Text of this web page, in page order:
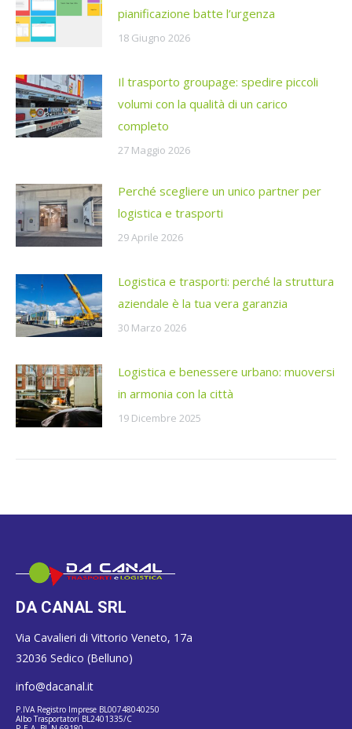
pianificazione batte l’urgenza
18 Giugno 2026
Il trasporto groupage: spedire piccoli
volumi con la qualità di un carico
completo
27 Maggio 2026
Perché scegliere un unico partner per
logistica e trasporti
29 Aprile 2026
Logistica e trasporti: perché la struttura
aziendale è la tua vera garanzia
30 Marzo 2026
Logistica e benessere urbano: muoversi
in armonia con la città
19 Dicembre 2025
DA CANAL SRL
Via Cavalieri di Vittorio Veneto, 17a
32036 Sedico (Belluno)
info@dacanal.it
P.IVA Registro Imprese BL00748040250
Albo Trasportatori BL2401335/C